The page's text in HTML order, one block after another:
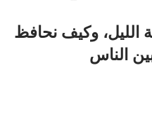
الليل، وكيف نحافظ
الناس